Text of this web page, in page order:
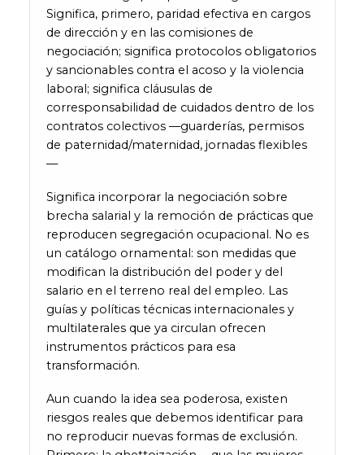
Significa, primero, paridad efectiva en cargos
de dirección y en las comisiones de
negociación; significa protocolos obligatorios
y sancionables contra el acoso y la violencia
laboral; significa cláusulas de
corresponsabilidad de cuidados dentro de los
contratos colectivos —guarderías, permisos
de paternidad/maternidad, jornadas flexibles
—
Significa incorporar la negociación sobre
brecha salarial y la remoción de prácticas que
reproducen segregación ocupacional. No es
un catálogo ornamental: son medidas que
modifican la distribución del poder y del
salario en el terreno real del empleo. Las
guías y políticas técnicas internacionales y
multilaterales que ya circulan ofrecen
instrumentos prácticos para esa
transformación.
Aun cuando la idea sea poderosa, existen
riesgos reales que debemos identificar para
no reproducir nuevas formas de exclusión.